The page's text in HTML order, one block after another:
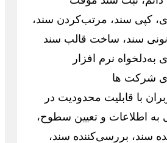
کپی سند، مرتب‌کردن سند،
سند، ساخت قالب سند
به‌دلخواه نرم افزار
شرکت ها
با قابلیت محدودیت در
اطلاعات و تعیین سطوح،
سند، بررسی‌کننده سند،